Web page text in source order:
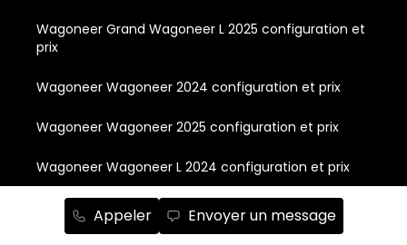
Appeler Envoyer un message
Wagoneer Grand Wagoneer L 2025 configuration et
prix
Wagoneer Wagoneer 2024 configuration et prix
Wagoneer Wagoneer 2025 configuration et prix
Wagoneer Wagoneer L 2024 configuration et prix
Wagoneer Wagoneer L 2025 configuration et prix